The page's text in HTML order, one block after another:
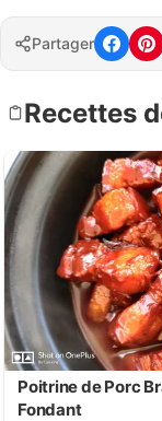
Partager
Recettes
Poitrine de Porc
Fondant